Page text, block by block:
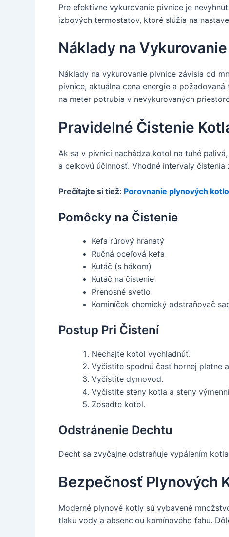
Pre efektívne vykurovanie pivnice je
izbových termostatov, ktoré slúžia na
Náklady na
Náklady na vykurovanie pivnice závisia od
pivnice, aktuálna cena energie a
na meter potrubia v nevykurovaných
Pravidelné Čistenie
Ak sa v pivnici nachádza kotol na tuhé
a celkovú účinnosť. Vhodné intervaly
Prečítajte si tiež: Porovnanie plynových
Pomôcky na Čistenie
Kefa rúrový hranatý
Ručná oceľová kefa
Kutáč (s hákom)
Kutáč na čistenie
Prenosné svetlo
Kominíček chemický odstraňovač
Postup Pri Čistení
Nechajte kotol vychladnúť.
Vyčistite spodnú časť hornej platne
Vyčistite dymovod.
Vyčistite steny kotla a steny
Zosadte kotol.
Odstránenie Dechtu
Decht sa zvyčajne odstraňuje vypálením
Bezpečnosť Plynových
Moderné plynové kotly sú vybavené
tlaku vody a absenciou komínového ťahu.